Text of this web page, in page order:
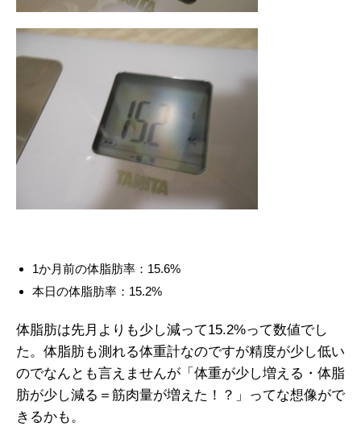
1か月前の体脂肪率：15.6%
本日の体脂肪率：15.2%
体脂肪は先月よりも少し減って15.2%って数値でし
た。体脂肪も測れる体重計なのですが精度が少し低い
のでなんとも言えませんが「体重が少し増える・体脂
肪が少し減る＝筋肉量が増えた！？」ってな想像がで
きるかも。